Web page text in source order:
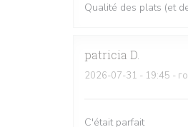
Qualité des plats (et
patricia D
2026-07-31 - 19:45 -
C'était parfait